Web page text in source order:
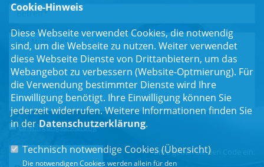
Einwilligungserklärung*
Bitte geben Sie den Code ein:
Cookie-Hinweis
Diese Webseite verwendet Cookies, die notwendig
sind, um die Webseite zu nutzen. Weiter verwendet
diese Webseite Dienste von Drittanbietern, um das
Webangebot zu verbessern (Website-Optmierung). Für
die Verwendung bestimmter Dienste wird Ihre
Einwilligung benötigt. Ihre Einwilligung können Sie
jederzeit widerrufen. Weitere Informationen finden Sie
in der Datenschutzerklärung.
Technisch notwendige Cookies (Übersicht)
Die notwendigen Cookies werden allein für den